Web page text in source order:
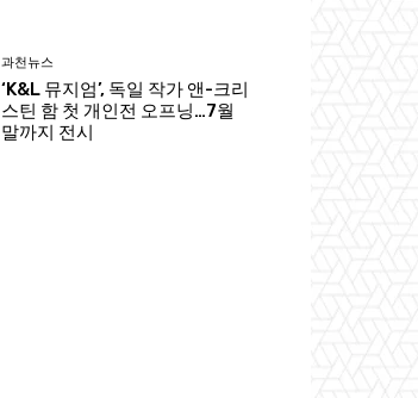
과천뉴스
‘K&L 뮤지엄’, 독일 작가 앤-크리
스틴 함 첫 개인전 오프닝…7월
말까지 전시